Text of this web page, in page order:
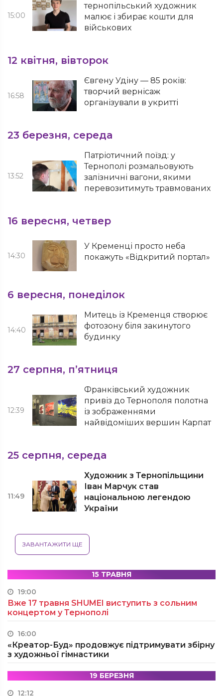
15:00
тернопільський художник
малює і збирає кошти для
військових
12 квітня, вівторок
16:58
Євгену Удіну — 85 років:
творчий вернісаж
організували в укритті
23 березня, середа
13:52
Патріотичний поїзд: у
Тернополі розмальовують
залізничні вагони, якими
перевозитимуть травмованих
16 вересня, четвер
14:30
У Кременці просто неба
покажуть «Відкритий портал»
6 вересня, понеділок
14:40
Митець із Кременця створює
фотозону біля закинутого
будинку
27 серпня, п’ятниця
12:39
Франківський художник
привіз до Тернополя полотна
із зображеннями
найвідоміших вершин Карпат
25 серпня, середа
11:49
Художник з Тернопільщини
Іван Марчук став
національною легендою
України
ЗАВАНТАЖИТИ ЩЕ
15 ТРАВНЯ
19:00
Вже 17 травня SHUMEI виступить з сольним
концертом у Тернополі
16:00
«Креатор-Буд» продовжує підтримувати збірну
з художньої гімнастики
19 БЕРЕЗНЯ
12:12